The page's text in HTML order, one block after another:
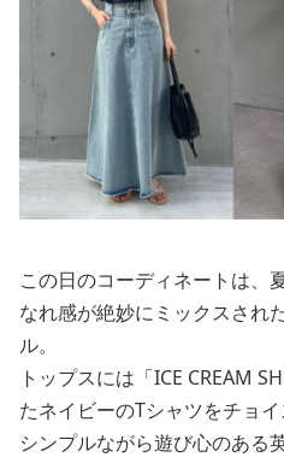
この日のコーディネートは、
なれ感が絶妙にミックスされ
ル。
トップスには「ICE CREAM
たネイビーのTシャツをチョイ
シンプルながら遊び心のある